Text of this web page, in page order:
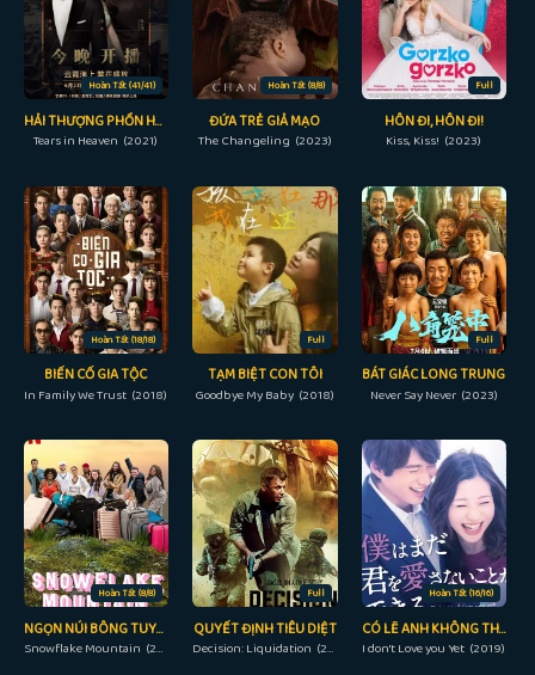
Hoàn Tất (41/41)
HẢI THƯỢNG PHỒN HOA
Tears in Heaven (2021)
Hoàn Tất (8/8)
ĐỨA TRẺ GIẢ MẠO
The Changeling (2023)
Full
HÔN ĐI, HÔN ĐI!
Kiss, Kiss! (2023)
Hoàn Tất (18/18)
BIẾN CỐ GIA TỘC
In Family We Trust (2018)
Full
TẠM BIỆT CON TÔI
Goodbye My Baby (2018)
Full
BÁT GIÁC LONG TRUNG
Never Say Never (2023)
Hoàn Tất (8/8)
NGỌN NÚI BÔNG TUYẾT: THỬ THÁCH TRƯỞNG THÀNH
Snowflake Mountain (2022)
Full
QUYẾT ĐỊNH TIÊU DIỆT
Decision: Liquidation (2018)
Hoàn Tất (16/16)
CÓ LẼ ANH KHÔNG THỂ YÊU EM
I don't Love you Yet (2019)